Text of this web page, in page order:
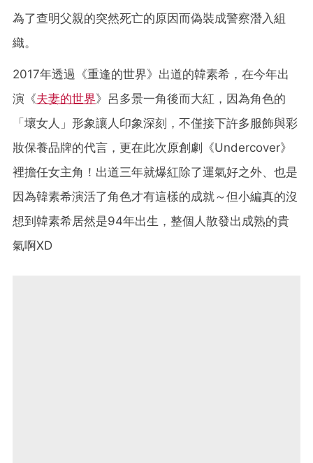
為了查明父親的突然死亡的原因而偽裝成警察潛入組
織。
2017年透過《重逢的世界》出道的韓素希，在今年出
演《夫妻的世界》呂多景一角後而大紅，因為角色的
「壞女人」形象讓人印象深刻，不僅接下許多服飾與彩
妝保養品牌的代言，更在此次原創劇《Undercover》
裡擔任女主角！出道三年就爆紅除了運氣好之外、也是
因為韓素希演活了角色才有這樣的成就～但小編真的沒
想到韓素希居然是94年出生，整個人散發出成熟的貴
氣啊XD